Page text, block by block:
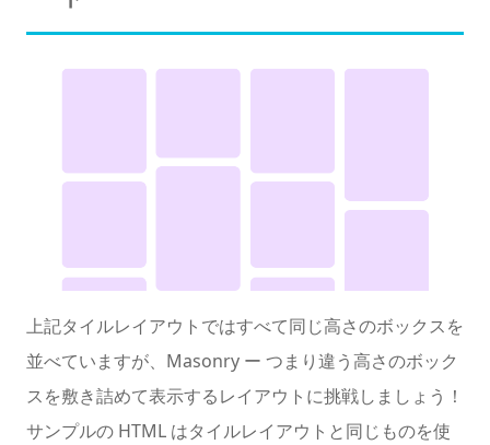
上記タイルレイアウトではすべて同じ高さのボックスを
並べていますが、Masonry ー つまり違う高さのボック
スを敷き詰めて表示するレイアウトに挑戦しましょう！
サンプルの HTML はタイルレイアウトと同じものを使